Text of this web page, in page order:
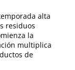
alta
residuos
la
multiplica
de